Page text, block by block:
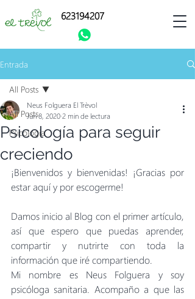
623194207
Entrada
All Posts
Psicologia
All Posts
Psicología para seguir
creciendo
Neus Folguera El Trèvol
Jun 8, 20202 min de lectura
¡Bienvenidos y bienvenidas! ¡Gracias por
estar aquí y por escogerme!
Damos inicio al Blog con el primer artículo,
así que espero que puedas aprender,
compartir y nutrirte con toda la
información que iré compartiendo.
Mi nombre es Neus Folguera y soy
psicóloga sanitaria. Acompaño a que las